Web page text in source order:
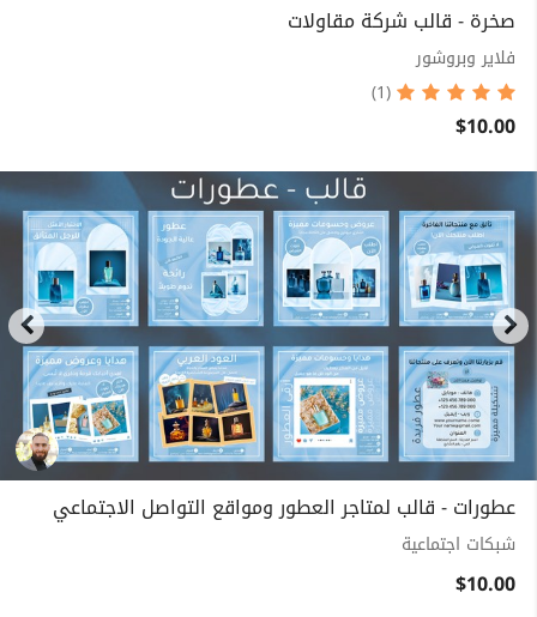
صخرة - قالب شركة مقاولات
فلاير وبروشور
(1)
$10.00
عطورات - قالب لمتاجر العطور ومواقع التواصل الاجتماعي
شبكات اجتماعية
$10.00